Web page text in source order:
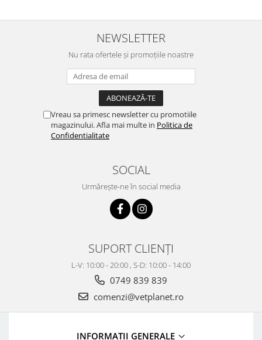
NEWSLETTER
Nu rata ofertele și promoțiile noastre
Vreau sa primesc newsletter cu promotiile
magazinului. Afla mai multe in Politica de
Confidentialitate
SOCIAL
Urmărește-ne în social media
SUPORT CLIENȚI
L-V: 10:00 - 20:00 , S-D: 10:00 - 14:00
0749 839 839
comenzi@vetplanet.ro
INFORMAȚII GENERALE